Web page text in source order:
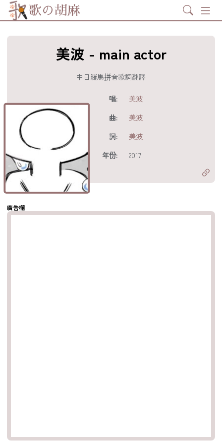
歌の胡麻 Search
美波 - main actor
中日羅馬拼音歌詞翻譯
唱:
美波
曲:
美波
詞:
美波
年份:
2017
享至 X
分享至
製鏈結
廣告欄